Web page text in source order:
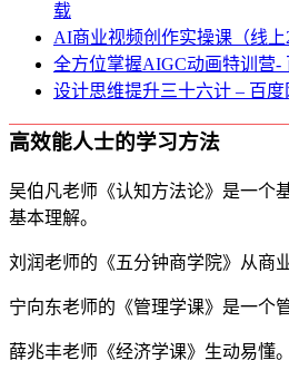
载
AI商业视频创作实操课（线上
全方位掌握AIGC动画特训营-
设计思维提升三十六计 – 百度
高效能人士的学习方法
吴伯凡老师《认知方法论》是一个
基本理解。
刘润老师的《五分钟商学院》从商
宁向东老师的《管理学课》是一个
薛兆丰老师《经济学课》生动易懂。